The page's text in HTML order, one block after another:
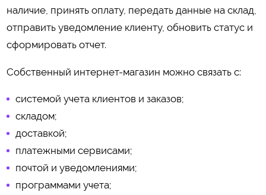
наличие, принять оплату, передать данные на склад,
отправить уведомление клиенту, обновить статус и
сформировать отчет.
Собственный интернет-магазин можно связать с:
системой учета клиентов и заказов;
складом;
доставкой;
платежными сервисами;
почтой и уведомлениями;
программами учета;